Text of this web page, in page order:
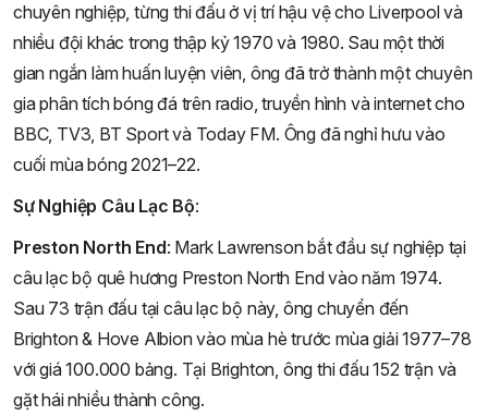
chuyên nghiệp, từng thi đấu ở vị trí hậu vệ cho Liverpool và
nhiều đội khác trong thập kỷ 1970 và 1980. Sau một thời
gian ngắn làm huấn luyện viên, ông đã trở thành một chuyên
gia phân tích bóng đá trên radio, truyền hình và internet cho
BBC, TV3, BT Sport và Today FM. Ông đã nghỉ hưu vào
cuối mùa bóng 2021–22.
Sự Nghiệp Câu Lạc Bộ:
Preston North End: Mark Lawrenson bắt đầu sự nghiệp tại
câu lạc bộ quê hương Preston North End vào năm 1974.
Sau 73 trận đấu tại câu lạc bộ này, ông chuyển đến
Brighton & Hove Albion vào mùa hè trước mùa giải 1977–78
với giá 100.000 bảng. Tại Brighton, ông thi đấu 152 trận và
gặt hái nhiều thành công.